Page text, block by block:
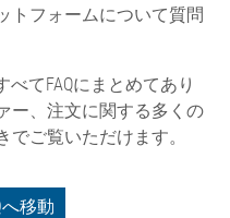
トフォームについて質問
べてFAQにまとめてあり
ー、注文に関する多くの
ご覧いただけます。
へ移動